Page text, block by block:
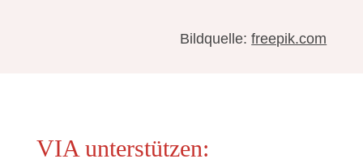
Bildquelle:freepik.com
VIA unterstützen: